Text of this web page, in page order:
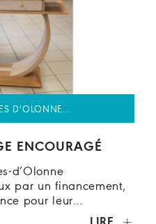
D’OLONNE…
ENCOURAGÉ
d’Olonne
par un financement,
pour leur…